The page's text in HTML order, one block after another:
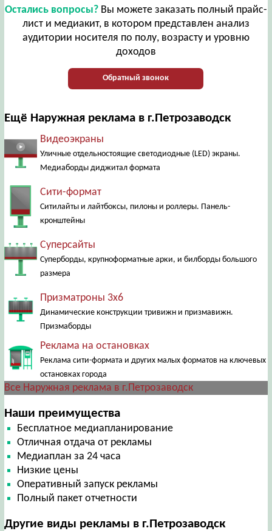
Остались вопросы?Вы можете заказать полный прайс-
лист и медиакит, в котором представлен анализ
аудитории носителя по полу, возрасту и уровню
доходов
Обратный звонок
Ещё Наружная реклама в г.Петрозаводск
Видеоэкраны
Уличные отдельностоящие светодиодные (LED) экраны.
Медиаборды диджитал формата
Сити-формат
Ситилайты и лайтбоксы, пилоны и роллеры. Панель-
кронштейны
Суперсайты
Суперборды, крупноформатные арки, и билборды большого
размера
Призматроны 3х6
Динамические конструкции тривижн и призмавижн.
Призмаборды
Реклама на остановках
Реклама сити-формата и других малых форматов на ключевых
остановках города
Все Наружная реклама в г.Петрозаводск
Наши преимущества
Бесплатное медиапланирование
Отличная отдача от рекламы
Медиаплан за 24 часа
Низкие цены
Оперативный запуск рекламы
Полный пакет отчетности
Другие виды рекламы в г.Петрозаводск